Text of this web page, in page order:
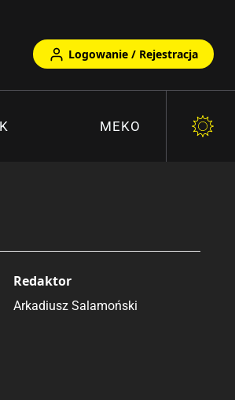
Logowanie / Rejestracja
MEKO
Redaktor
Arkadiusz Salamoński